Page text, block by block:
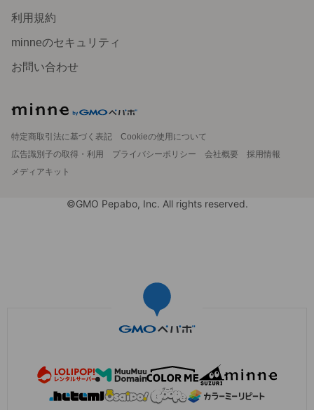
利用規約
minneのセキュリティ
お問い合わせ
特定商取引法に基づく表記
Cookieの使用について
広告識別子の取得・利用
プライバシーポリシー 会社概要
採用情報
メディアキット
©GMO Pepabo, Inc. All rights reserved.